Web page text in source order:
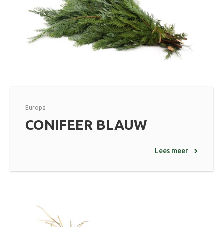
Europa
CONIFEER BLAUW
Lees meer